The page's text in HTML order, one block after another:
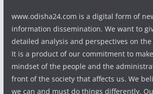
www.odisha24.com is a digital form of
information dissemination. We want to
detailed analysis and perspectives on
It is a product of our commitment to
mindset of the people and the
front of the society that affects us. We
we can and must do things differently.